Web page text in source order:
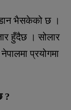
भैसकेको छ ।
हुँदैछ । सोलार
प्रयोगमा
?